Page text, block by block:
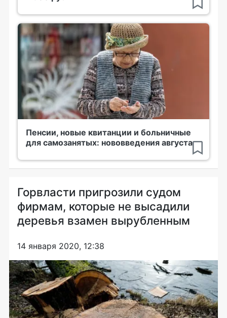
Пенсии, новые квитанции и больничные
для самозанятых: нововведения августа
Горвласти пригрозили судом
фирмам, которые не высадили
деревья взамен вырубленным
14 января 2020, 12:38